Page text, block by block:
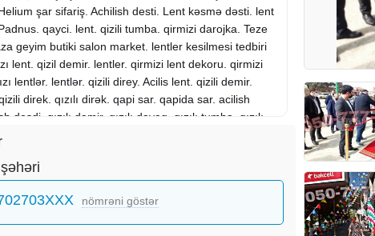
şar sifariş. Achilish desti. Lent kəsmə dəsti. lent
qayci. lent. qizili tumba. qirmizi darojka. Teze
geyim butiki salon market. lentler kesilmesi tedbiri
lent. qizil demir. lentler. qirmizi lent dekoru. qirmizi
lentlər. lentlər. qizili direy. Acilis lent. qizili demir.
direk. qızılı dirək. qapi sar. qapida sar. acilish
desdi. qızılı dəmir. qızılı dayaq. qızılı tumba. qızılı
qizili stoyka. qizili. lent kesme desd. qirmizi
dəst. Şarlar. Açılış üçün şar. açılış tədbirlərinin şarlarla
Qırmızı lent kəsilməsi dəsdi. Toxuma şarlar. Yeni
war. sar. war. tedbirlerin bezedilmeleri. Sharlarla
kesilen decor. Qaychi desti. Lent kesimi. Qırmızı
nömrəni göstər